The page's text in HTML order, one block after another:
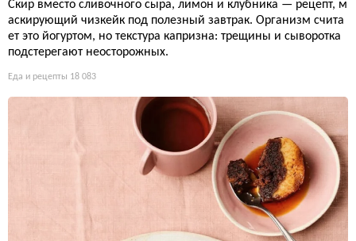
Скир вместо сливочного сыра, лимон и клубника — рецепт, м
аскирующий чизкейк под полезный завтрак. Организм счита
ет это йогуртом, но текстура капризна: трещины и сыворотка
подстерегают неосторожных.
Еда и рецепты 18 083